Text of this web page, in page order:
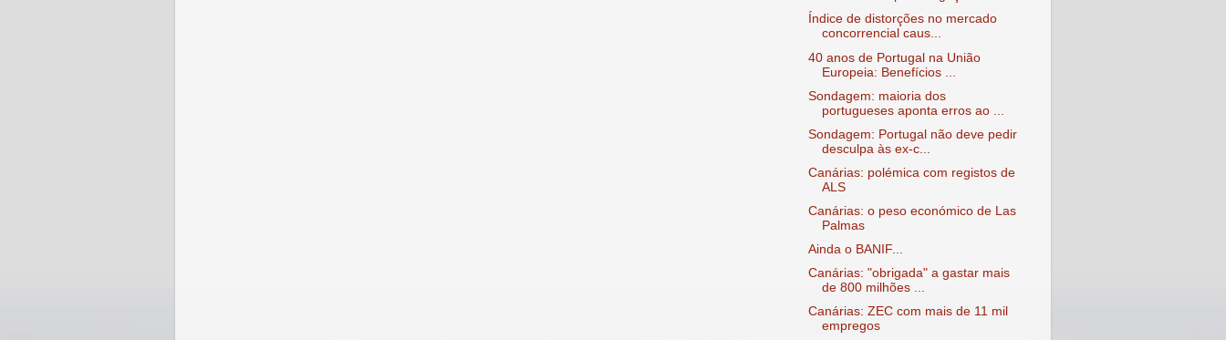
Índice de distorções no mercado
concorrencial caus...
40 anos de Portugal na União
Europeia: Benefícios ...
Sondagem: maioria dos
portugueses aponta erros ao ...
Sondagem: Portugal não deve pedir
desculpa às ex-c...
Canárias: polémica com registos de
ALS
Canárias: o peso económico de Las
Palmas
Ainda o BANIF...
Canárias: "obrigada" a gastar mais
de 800 milhões ...
Canárias: ZEC com mais de 11 mil
empregos